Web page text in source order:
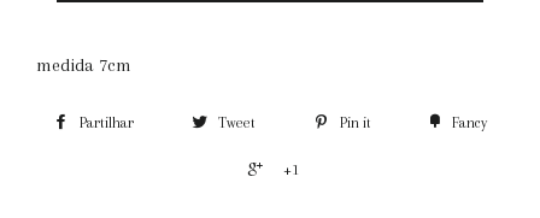
medida 7cm
Partilhar Tweet Pin it Fancy
+1